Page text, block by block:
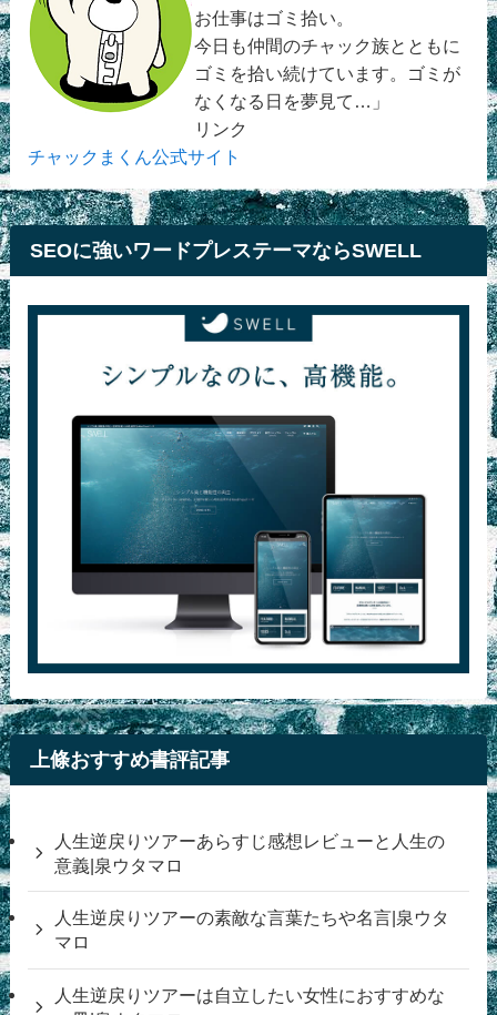
お仕事はゴミ拾い。
今日も仲間のチャック族とともに
ゴミを拾い続けています。ゴミが
なくなる日を夢見て…」
リンク
チャックまくん公式サイト
SEOに強いワードプレステーマならSWELL
上條おすすめ書評記事
人生逆戻りツアーあらすじ感想レビューと人生の
意義|泉ウタマロ
人生逆戻りツアーの素敵な言葉たちや名言|泉ウタ
マロ
人生逆戻りツアーは自立したい女性におすすめな